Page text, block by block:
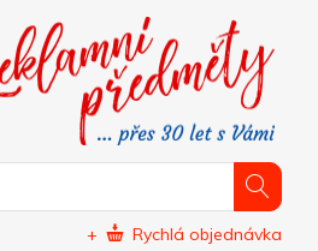
+ Rychlá objednávka